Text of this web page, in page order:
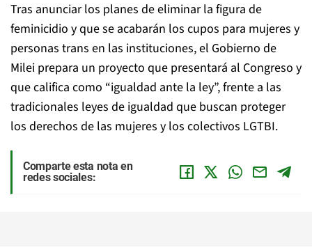
Tras anunciar los planes de eliminar la figura de
feminicidio y que se acabarán los cupos para mujeres y
personas trans en las instituciones, el Gobierno de
Milei prepara un proyecto que presentará al Congreso y
que califica como “igualdad ante la ley”, frente a las
tradicionales leyes de igualdad que buscan proteger
los derechos de las mujeres y los colectivos LGTBI.
Comparte esta nota en
redes sociales: